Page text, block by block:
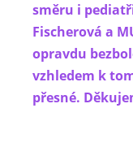
směru i
Fischerová a
opravdu
vzhledem k
přesné.